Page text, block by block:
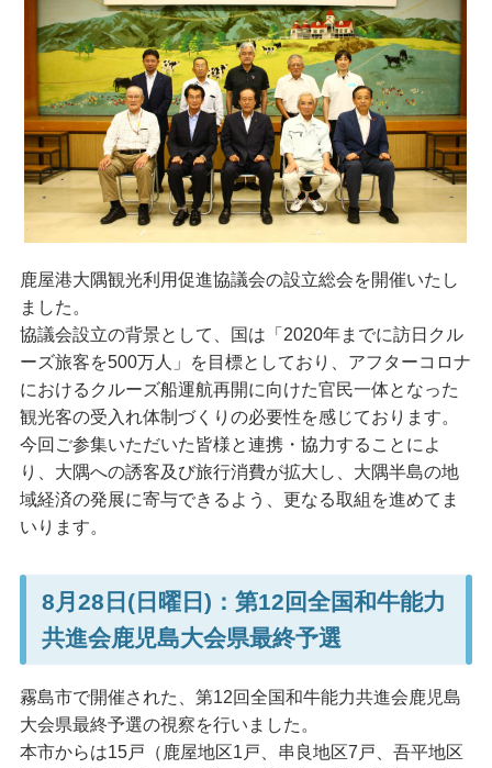
鹿屋港大隅観光利用促進協議会の設立総会を開催いたし
ました。
協議会設立の背景として、国は「2020年までに訪日クル
ーズ旅客を500万人」を目標としており、アフターコロナ
におけるクルーズ船運航再開に向けた官民一体となった
観光客の受入れ体制づくりの必要性を感じております。
今回ご参集いただいた皆様と連携・協力することによ
り、大隅への誘客及び旅行消費が拡大し、大隅半島の地
域経済の発展に寄与できるよう、更なる取組を進めてま
いります。
8月28日(日曜日)：第12回全国和牛能力
共進会鹿児島大会県最終予選
霧島市で開催された、第12回全国和牛能力共進会鹿児島
大会県最終予選の視察を行いました。
本市からは15戸（鹿屋地区1戸、串良地区7戸、吾平地区